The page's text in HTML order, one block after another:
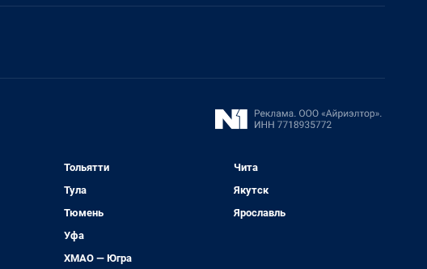
Тольятти
Тула
Тюмень
Уфа
ХМАО — Югра
Чита
Якутск
Ярославль